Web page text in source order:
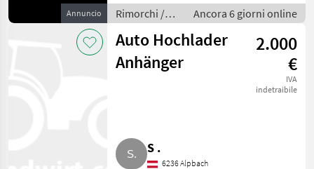
Annuncio
Rimorchi /
Rimorchi per
auto
Ancora 6 giorni online
Auto Hochlader
Anhänger
2.000
€
IVA
indetraibile
S .
6236 Alpbach